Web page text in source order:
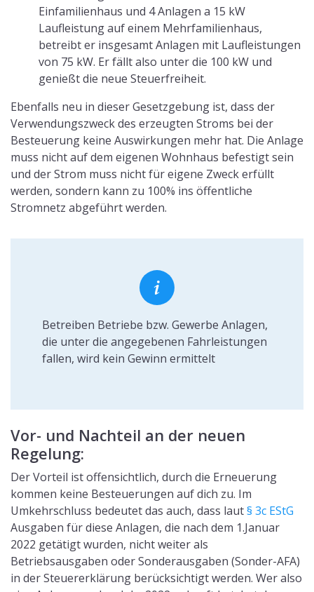
Betreiben Betriebe bzw. Gewerbe Anlagen,
die unter die angegebenen Fahrleistungen
fallen, wird kein Gewinn ermittelt
Vor- und Nachteil an der neuen
Regelung:
Der Vorteil ist offensichtlich, durch die Erneuerung
kommen keine Besteuerungen auf dich zu. Im
Umkehrschluss bedeutet das auch, dass laut§ 3c EStG
Ausgaben für diese Anlagen, die nach dem 1.Januar
eine Anlage vor dem Jahr 2022 gekauft hat, hat den
Vorteil, die Ausgaben noch geltend gemacht zu haben
Einkommensteuer bei Gewinnen
Veräußerung Gewinne erzielt werden. Diese Gewinne
werden besteuert. Bei einer Photovoltaikanlage zählen
zu den Gewinnen sowohl der selbst genutzte als auch
der ins öffentliche Netz eingespeiste, also verkaufte
Strom. Hat die Anlage eine höhere Laufleistung als 30
kW, muss diese in der Einkommensteuererklärung
berücksichtigt werden. Voraussetzungen sind dafür
folgende:
Die Anlage muss spätestenseinen Monat nach